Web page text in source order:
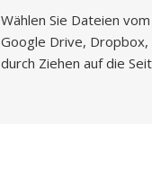
Wählen Sie Dateien
Google Drive,
durch Ziehen auf die